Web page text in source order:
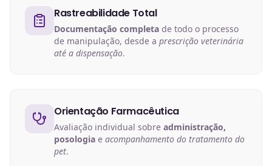
Rastreabilidade Total
Documentação completa de todo o processo
de manipulação, desde a prescrição veterinária
até a dispensação.
Orientação Farmacêutica
Avaliação individual sobre administração,
posologia e acompanhamento do tratamento do
pet.